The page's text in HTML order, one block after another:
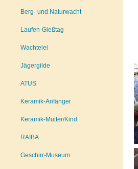
Berg- und Naturwacht
Laufen-Gießtag
Wachtelei
Jägergilde
ATUS
Keramik-Anfänger
Keramik-Mutter/Kind
RAIBA
Geschirr-Museum